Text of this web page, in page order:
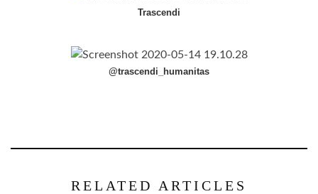
Trascendi
@trascendi_humanitas
RELATED ARTICLES